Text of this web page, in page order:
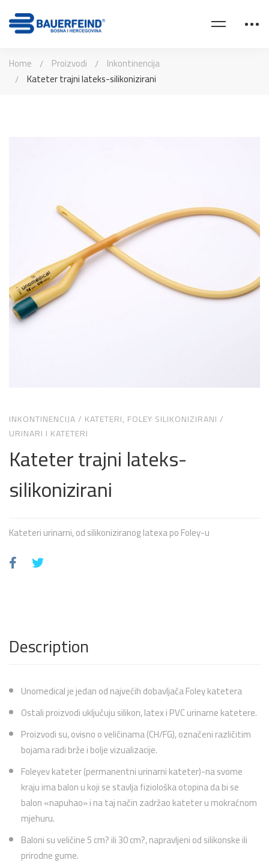
Home Proizvodi
Inkontinencija
Kateter trajni lateks-silikonizirani
INKONTINENCIJA/ KATETERI, FOLEY SILIKONIZIRANI /
URINARI I KATETERI
Kateter trajni lateks-
silikonizirani
Kateteri urinarni, od silikoniziranog latexa po Foley-u
Description
Unomedical je jedan od najvećih dobavljača Foley katetera
Ostali proizvodi uključuju silikon, latex i PVC urinarne katetere.
Proizvodi su, ovisno o veličinama (CH/FG), označeni različitim
bojama radi brže i bolje vizualizacije.
Foleyev kateter (permanentni urinarni kateter)-na svome
kraju ima balon u koji se stavlja fiziološka otopina da bi se
balon «napuhao» i na taj način zadržao kateter u mokraćnom
mjehuru.
Baloni su veličine 5 cm? ili 30 cm?, napravljeni od silikonske ili
prirodne gume.